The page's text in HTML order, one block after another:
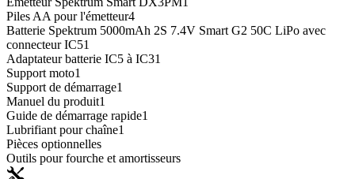
Piles AA pour l'émetteur4
Batterie Spektrum 5000mAh 2S 7.4V Smart G2 50C LiPo avec
connecteur IC51
Adaptateur batterie IC5 à IC31
Support moto1
Support de démarrage1
Manuel du produit1
Guide de démarrage rapide1
Lubrifiant pour chaîne1
Pièces optionnelles
Outils pour fourche et amortisseurs